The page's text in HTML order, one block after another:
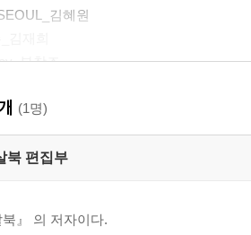
김혜원
부창조
(1명)
북 편집부
북』 의 저자이다.